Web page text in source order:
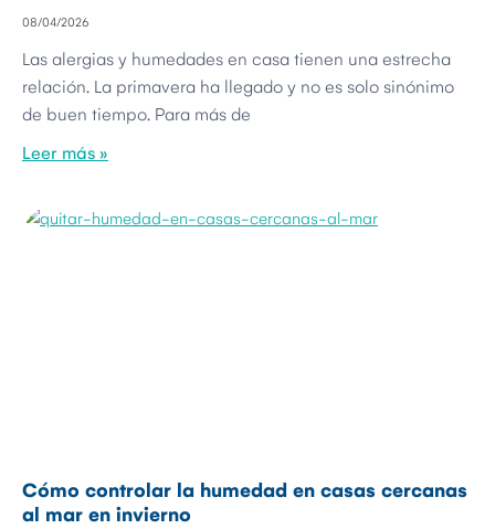
08/04/2026
Las alergias y humedades en casa tienen una estrecha
relación. La primavera ha llegado y no es solo sinónimo
de buen tiempo. Para más de
Leer más »
Cómo controlar la humedad en casas cercanas
al mar en invierno